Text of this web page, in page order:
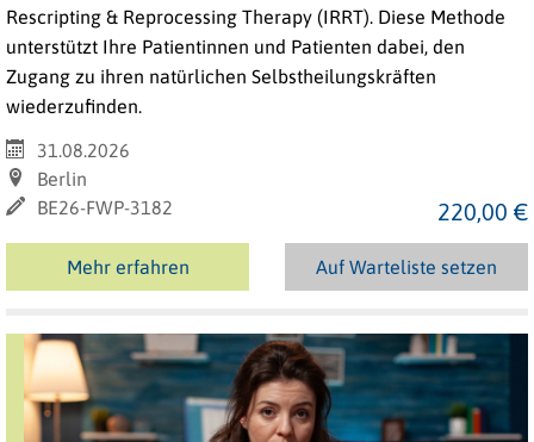
Rescripting & Reprocessing Therapy (IRRT). Diese Methode
unterstützt Ihre Patientinnen und Patienten dabei, den
Zugang zu ihren natürlichen Selbstheilungskräften
wiederzufinden.
31.08.2026
Berlin
BE26-FWP-3182
220,00 €
Mehr erfahren Auf Warteliste setzen